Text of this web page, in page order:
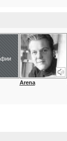
Arena